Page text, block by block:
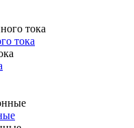
тока